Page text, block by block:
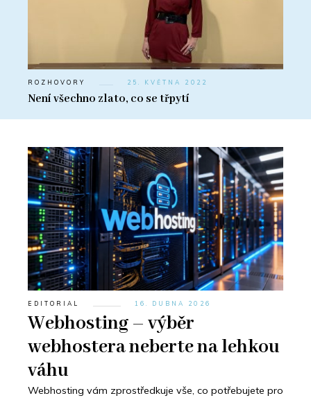
ROZHOVORY 25. KVĚTNA 2022
Není všechno zlato, co se třpytí
EDITORIAL 16. DUBNA 2026
Webhosting – výběr
webhostera neberte na lehkou
váhu
Webhosting vám zprostředkuje vše, co potřebujete pro